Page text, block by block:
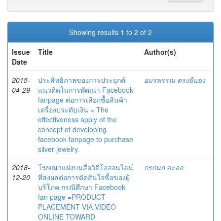
Showing results 1 to 2 of 2
Issue
Date
Title Author(s)
2015-
04-29
ประสิทธิภาพของการประยุกต์
แนวคิดในการพัฒนา Facebook
fanpage ต่อการเลือกซื้อสินค้า
เครื่องประดับเงิน = The
effectiveness apply of the
concept of developing
facebook fanpage to purchase
silver jewelry.
อมรพรรณ ตรงยืนยง
2018-
12-20
โฆษณาแฝงบนสื่อวิดีโอออนไลน์
ที่ส่งผลต่อการตัดสินใจซื้อของผู้
บริโภค กรณีศึกษา Facebook
fan page =PRODUCT
PLACEMENT VIA VIDEO
ONLINE TOWARD
กรกนก ละออ